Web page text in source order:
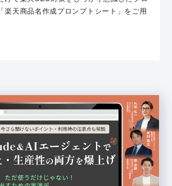
楽天商品名作成プロンプトシート」をご用